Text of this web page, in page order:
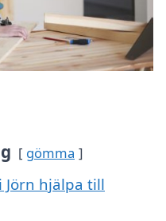
gömma
Jörn hjälpa till